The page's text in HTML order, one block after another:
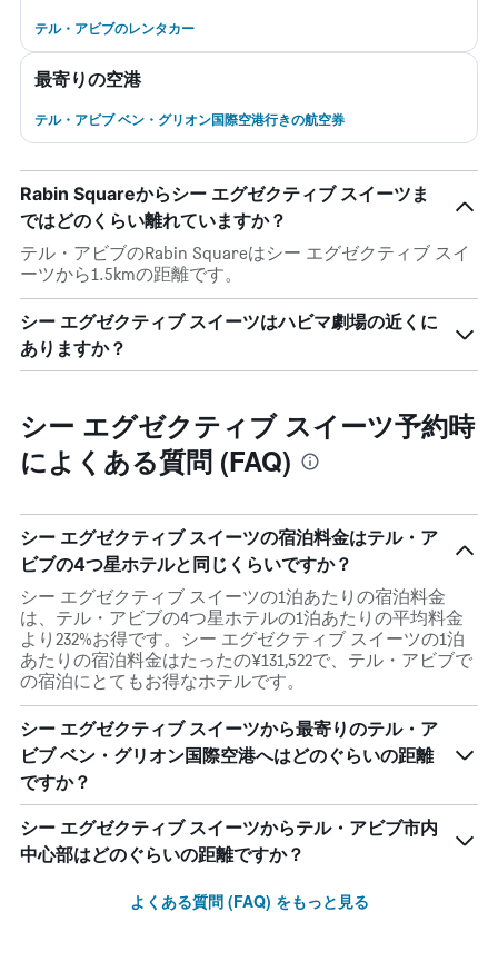
テル・アビブのレンタカー
最寄りの空港
テル・アビブ ベン・グリオン国際空港行きの航空券
Rabin Squareからシー エグゼクティブ スイーツま
ではどのくらい離れていますか？
テル・アビブのRabin Squareはシー エグゼクティブ スイ
ーツから1.5kmの距離です。
シー エグゼクティブ スイーツはハビマ劇場の近くに
ありますか？
シー エグゼクティブ スイーツ予約時
によくある質問 (FAQ)
シー エグゼクティブ スイーツの宿泊料金はテル・ア
ビブの4つ星ホテルと同じくらいですか？
シー エグゼクティブ スイーツの1泊あたりの宿泊料金
は、テル・アビブの4つ星ホテルの1泊あたりの平均料金
より232%お得です。シー エグゼクティブ スイーツの1泊
あたりの宿泊料金はたったの¥131,522で、テル・アビブで
の宿泊にとてもお得なホテルです。
シー エグゼクティブ スイーツから最寄りのテル・ア
ビブ ベン・グリオン国際空港へはどのぐらいの距離
ですか？
シー エグゼクティブ スイーツからテル・アビブ市内
中心部はどのぐらいの距離ですか？
よくある質問 (FAQ) をもっと見る